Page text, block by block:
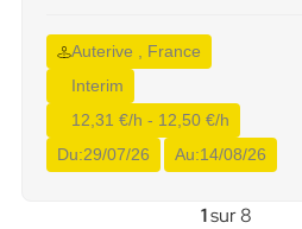
Auterive , France
Interim
12,31 €/h - 12,50 €/h
Du:29/07/26 Au:14/08/26
1sur 8